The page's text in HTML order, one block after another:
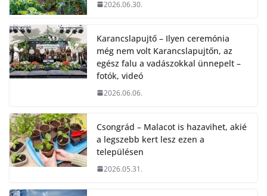
2026.06.30.
Karancslapujtő – Ilyen ceremónia
még nem volt Karancslapujtőn, az
egész falu a vadászokkal ünnepelt –
fotók, videó
2026.06.06.
Csongrád – Malacot is hazavihet, akié
a legszebb kert lesz ezen a
településen
2026.05.31.